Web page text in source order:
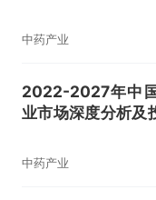
中药产业
2022-2027年中
业市场深度分析及
中药产业